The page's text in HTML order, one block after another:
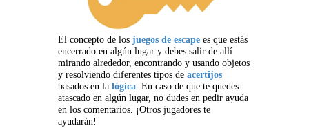
El concepto de los juegos de escape es que estás
encerrado en algún lugar y debes salir de allí
mirando alrededor, encontrando y usando objetos
y resolviendo diferentes tipos de acertijos
basados en la lógica. En caso de que te quedes
atascado en algún lugar, no dudes en pedir ayuda
en los comentarios. ¡Otros jugadores te
ayudarán!